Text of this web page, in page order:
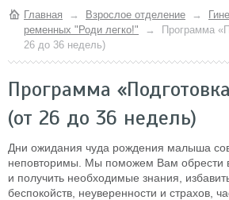
Главная → Взрослое отделение →
ременных "Роди легко!" →
Программа
26 до 36 недель)
Программа
(от 26 до 36 недель)
Дни ожидания чуда рождения малыша
неповторимы. Мы поможем Вам обрести
и получить необходимые знания,
беспокойств, неуверенности и страхов,